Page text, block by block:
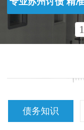
债务知识